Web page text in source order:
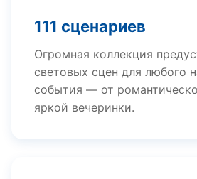
111 сценариев
Огромная коллекция
световых сцен для любого
события — от
яркой вечеринки.